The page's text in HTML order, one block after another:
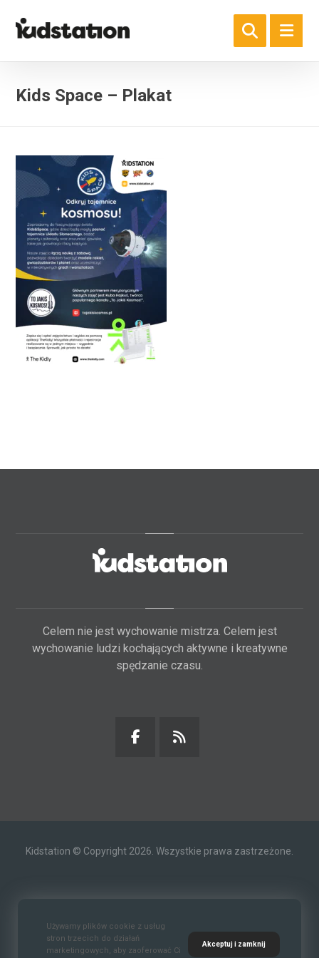
Kids Space – Plakat
Celem nie jest wychowanie mistrza. Celem jest
wychowanie ludzi kochających aktywne i kreatywne
spędzanie czasu.
Kidstation © Copyright 2026. Wszystkie prawa zastrzeżone.
Używamy plików cookie z usług
stron trzecich do działań
marketingowych, aby zaoferować Ci
Akceptuj i zamknij